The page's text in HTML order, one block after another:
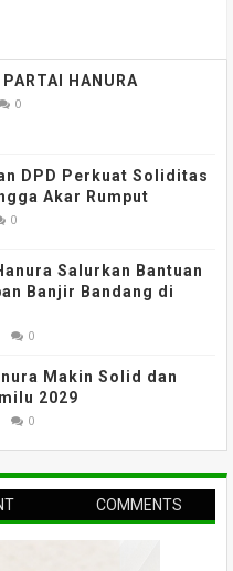
HANURA
0
DPD Perkuat Soliditas
Akar Rumput
0
Salurkan Bantuan
Banjir Bandang di
0
Makin Solid dan
2029
0
COMMENTS